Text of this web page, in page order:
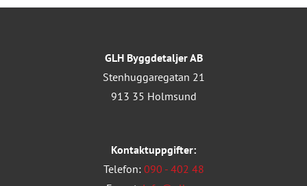
GLH Byggdetaljer AB
Stenhuggaregatan 21
913 35 Holmsund
Kontaktuppgifter:
Telefon: 090 - 402 48